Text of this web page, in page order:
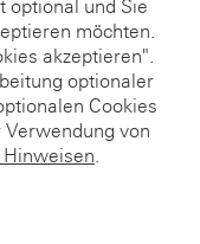
optional und Sie
möchten.
akzeptieren".
optionaler
Cookies
von
Hinweisen.